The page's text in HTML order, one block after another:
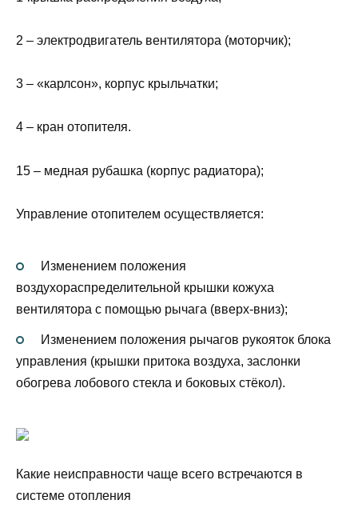
2 – электродвигатель вентилятора (моторчик);
3 – «карлсон», корпус крыльчатки;
4 – кран отопителя.
15 – медная рубашка (корпус радиатора);
Управление отопителем осуществляется:
Изменением положения
воздухораспределительной крышки кожуха
вентилятора с помощью рычага (вверх-вниз);
Изменением положения рычагов рукояток блока
управления (крышки притока воздуха, заслонки
обогрева лобового стекла и боковых стёкол).
Какие неисправности чаще всего встречаются в
системе отопления